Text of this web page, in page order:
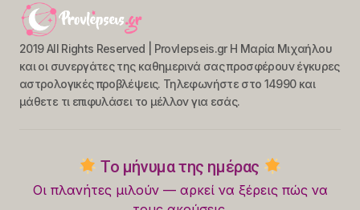
2019 All Rights Reserved | Provlepseis.gr Η Μαρία Μιχαήλου
και οι συνεργάτες της καθημερινά σας προσφέρουν έγκυρες
αστρολογικές προβλέψεις. Τηλεφωνήστε στο 14990 και
μάθετε τι επιφυλάσει το μέλλον για εσάς.
Το μήνυμα της ημέρας
Οι πλανήτες μιλούν — αρκεί να ξέρεις πώς να